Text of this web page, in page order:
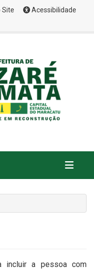
Site
Acessibilidade
incluir a pessoa com